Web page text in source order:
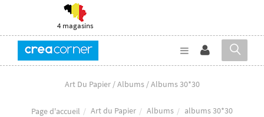
4 magasins
Art Du Papier / Albums / Albums 30*30
Page d'accueil Art du Papier Albums albums 30*30